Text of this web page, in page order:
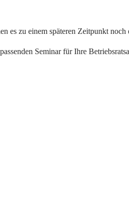
es zu einem späteren Zeitpunkt noch
Seminar für Ihre